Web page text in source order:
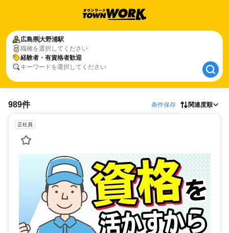
広島県大野浦駅
職種を選択してください
経験者・有資格者歓迎
キーワードを選択してください
広島県大野浦駅
経験者・有資格者歓迎
989件 条件保存 関連度順
正社員